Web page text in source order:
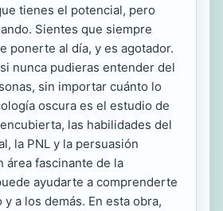
tienes el potencial, pero
Sientes que siempre
ponerte al día, y es agotador.
nunca pudieras entender del
sin importar cuánto lo
oscura es el estudio de
las habilidades del
la PNL y la persuasión
área fascinante de la
ayudarte a comprenderte
a los demás. En esta obra,